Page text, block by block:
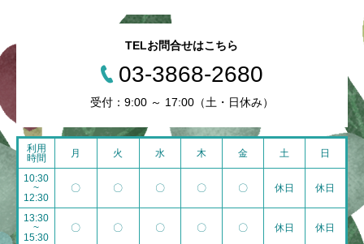
TELお問合せはこちら
03-3868-2680
受付：9:00 ～ 17:00（土・日休み）
利用
時間
月 火 水 木 金 土 日
10:30
~
12:30
〇 〇 〇 〇 〇 休日 休日
13:30
~
15:30
〇 〇 〇 〇 〇 休日 休日